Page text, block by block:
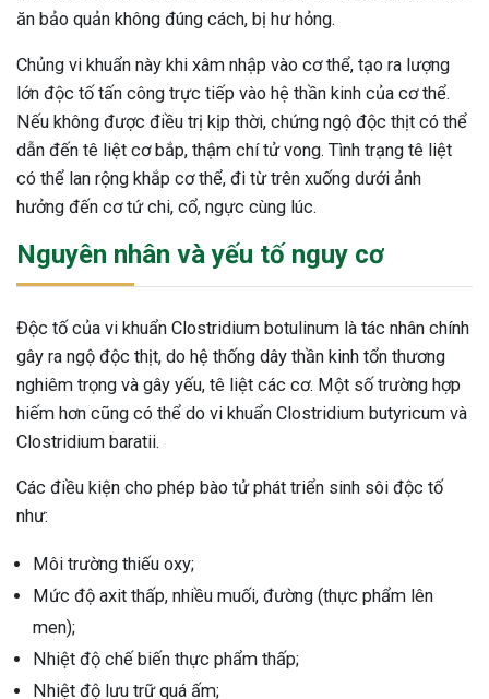
ăn bảo quản không đúng cách, bị hư hỏng.
Chủng vi khuẩn này khi xâm nhập vào cơ thể, tạo ra lượng
lớn độc tố tấn công trực tiếp vào hệ thần kinh của cơ thể.
Nếu không được điều trị kịp thời, chứng ngộ độc thịt có thể
dẫn đến tê liệt cơ bắp, thậm chí tử vong. Tình trạng tê liệt
có thể lan rộng khắp cơ thể, đi từ trên xuống dưới ảnh
hưởng đến cơ tứ chi, cổ, ngực cùng lúc.
Nguyên nhân và yếu tố nguy cơ
Độc tố của vi khuẩn Clostridium botulinum là tác nhân chính
gây ra ngộ độc thịt, do hệ thống dây thần kinh tổn thương
nghiêm trọng và gây yếu, tê liệt các cơ. Một số trường hợp
hiếm hơn cũng có thể do vi khuẩn Clostridium butyricum và
Clostridium baratii.
Các điều kiện cho phép bào tử phát triển sinh sôi độc tố
như:
Môi trường thiếu oxy;
Mức độ axit thấp, nhiều muối, đường (thực phẩm lên
men);
Nhiệt độ chế biến thực phẩm thấp;
Nhiệt độ lưu trữ quá ấm;